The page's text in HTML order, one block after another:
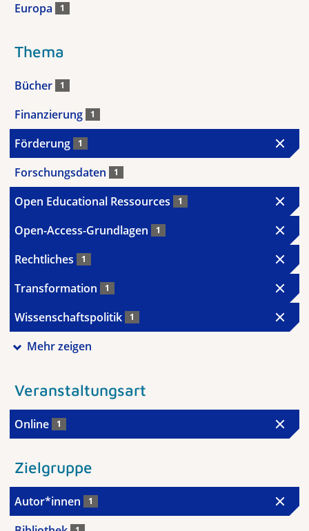
Europa 1
Thema
Bücher 1
Finanzierung 1
Förderung 1
Forschungsdaten 1
Open Educational Ressources 1
Open-Access-Grundlagen 1
Rechtliches 1
Transformation 1
Wissenschaftspolitik 1
Mehr zeigen
Veranstaltungsart
Online 1
Zielgruppe
Autor*innen 1